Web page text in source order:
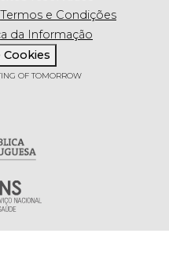
Termos e Condições
da Informação
Cookies
OF TOMORROW